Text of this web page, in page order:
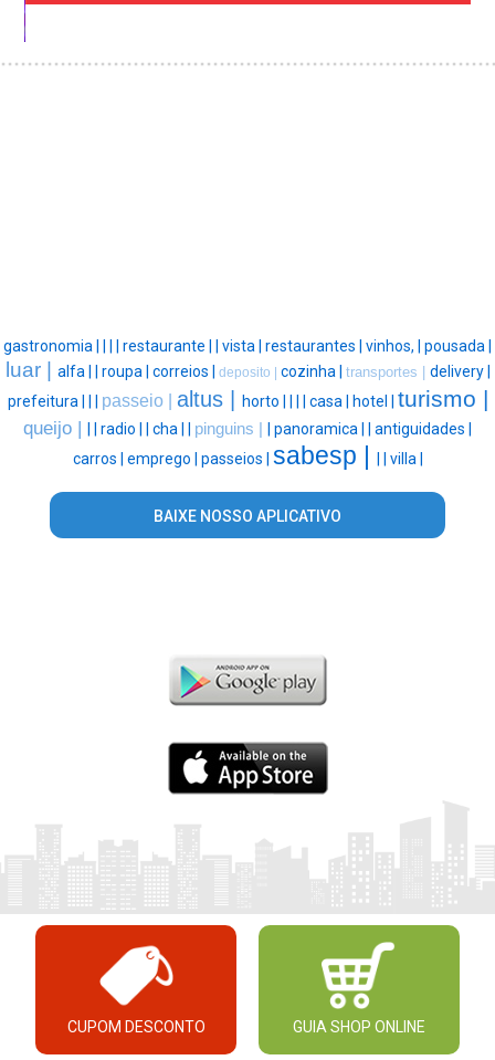
gastronomia | | | | restaurante | | vista | restaurantes | vinhos, | pousada |
luar | alfa | | roupa | correios | deposito | cozinha | transportes | delivery |
prefeitura | | | passeio | altus | horto | | | | casa | hotel | turismo |
queijo | | | radio | | cha | | pinguins | | panoramica | | antiguidades |
carros | emprego | passeios | sabesp | | | villa |
BAIXE NOSSO APLICATIVO
CUPOM DESCONTO GUIA SHOP ONLINE